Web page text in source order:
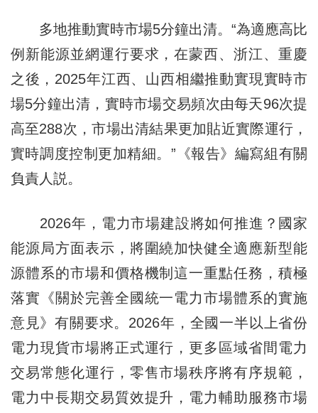
多地推動實時市場5分鐘出清。“為適應高比
例新能源並網運行要求，在蒙西、浙江、重慶
之後，2025年江西、山西相繼推動實現實時市
場5分鐘出清，實時市場交易頻次由每天96次提
高至288次，市場出清結果更加貼近實際運行，
實時調度控制更加精細。”《報告》編寫組有關
負責人説。
2026年，電力市場建設將如何推進？國家
能源局方面表示，將圍繞加快健全適應新型能
源體系的市場和價格機制這一重點任務，積極
落實《關於完善全國統一電力市場體系的實施
意見》有關要求。2026年，全國一半以上省份
電力現貨市場將正式運行，更多區域省間電力
交易常態化運行，零售市場秩序將有序規範，
電力中長期交易質效提升，電力輔助服務市場